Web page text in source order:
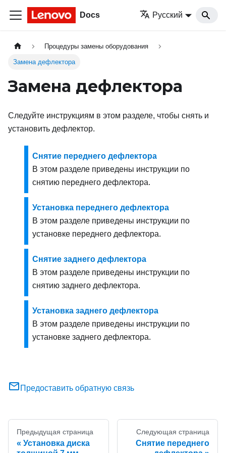
Docs Русский
Процедуры замены оборудования
Замена дефлектора
Замена дефлектора
Следуйте инструкциям в этом разделе, чтобы снять и
установить дефлектор.
Снятие переднего дефлектора
В этом разделе приведены инструкции по
снятию переднего дефлектора.
Установка переднего дефлектора
В этом разделе приведены инструкции по
установке переднего дефлектора.
Снятие заднего дефлектора
В этом разделе приведены инструкции по
снятию заднего дефлектора.
Установка заднего дефлектора
В этом разделе приведены инструкции по
установке заднего дефлектора.
Предоставить обратную связь
Предыдущая страница
Установка диска
Следующая страница
Снятие переднего